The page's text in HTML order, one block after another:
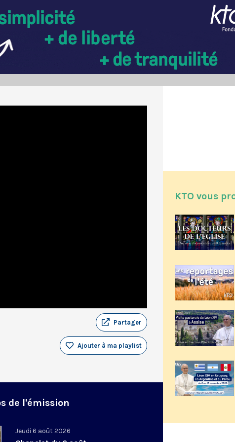
Partager
Ajouter à ma playlist
de l'émission
Jeudi 6 août 2026
KTO vous